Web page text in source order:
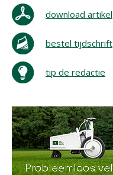
download artikel
bestel tijdschrift
tip de redactie